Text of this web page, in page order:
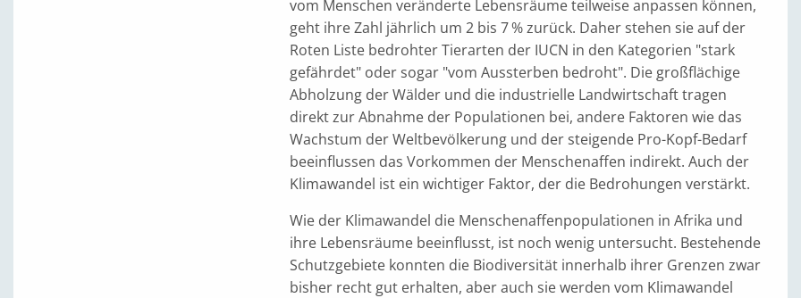
vom Menschen veränderte Lebensräume teilweise anpassen können,
geht ihre Zahl jährlich um 2 bis 7 % zurück. Daher stehen sie auf der
Roten Liste bedrohter Tierarten der IUCN in den Kategorien "stark
gefährdet" oder sogar "vom Aussterben bedroht". Die großflächige
Abholzung der Wälder und die industrielle Landwirtschaft tragen
direkt zur Abnahme der Populationen bei, andere Faktoren wie das
Wachstum der Weltbevölkerung und der steigende Pro-Kopf-Bedarf
beeinflussen das Vorkommen der Menschenaffen indirekt. Auch der
Klimawandel ist ein wichtiger Faktor, der die Bedrohungen verstärkt.
Wie der Klimawandel die Menschenaffenpopulationen in Afrika und
ihre Lebensräume beeinflusst, ist noch wenig untersucht. Bestehende
Schutzgebiete konnten die Biodiversität innerhalb ihrer Grenzen zwar
bisher recht gut erhalten, aber auch sie werden vom Klimawandel